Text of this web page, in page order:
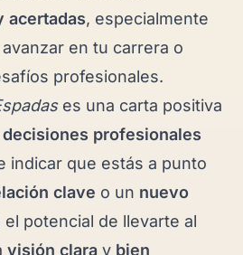
acertadas, especialmente
en tu carrera o
profesionales.
es una carta positiva
decisiones profesionales
indicar que estás a punto
clave o un nuevo
el potencial de llevarte al
visión clara y bien